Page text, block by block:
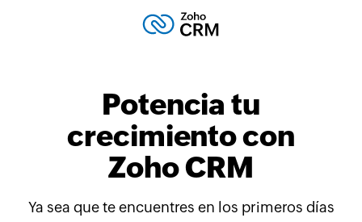
Potencia tu
crecimientocon
Zoho CRM
Ya sea que te encuentres en los primeros días